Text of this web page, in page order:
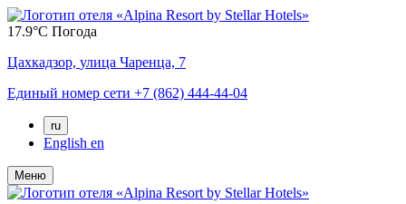
17.9°C Погода
Цахкадзор, улица Чаренца, 7
Единый номер сети +7 (862) 444-44-04
ru
English en
Меню